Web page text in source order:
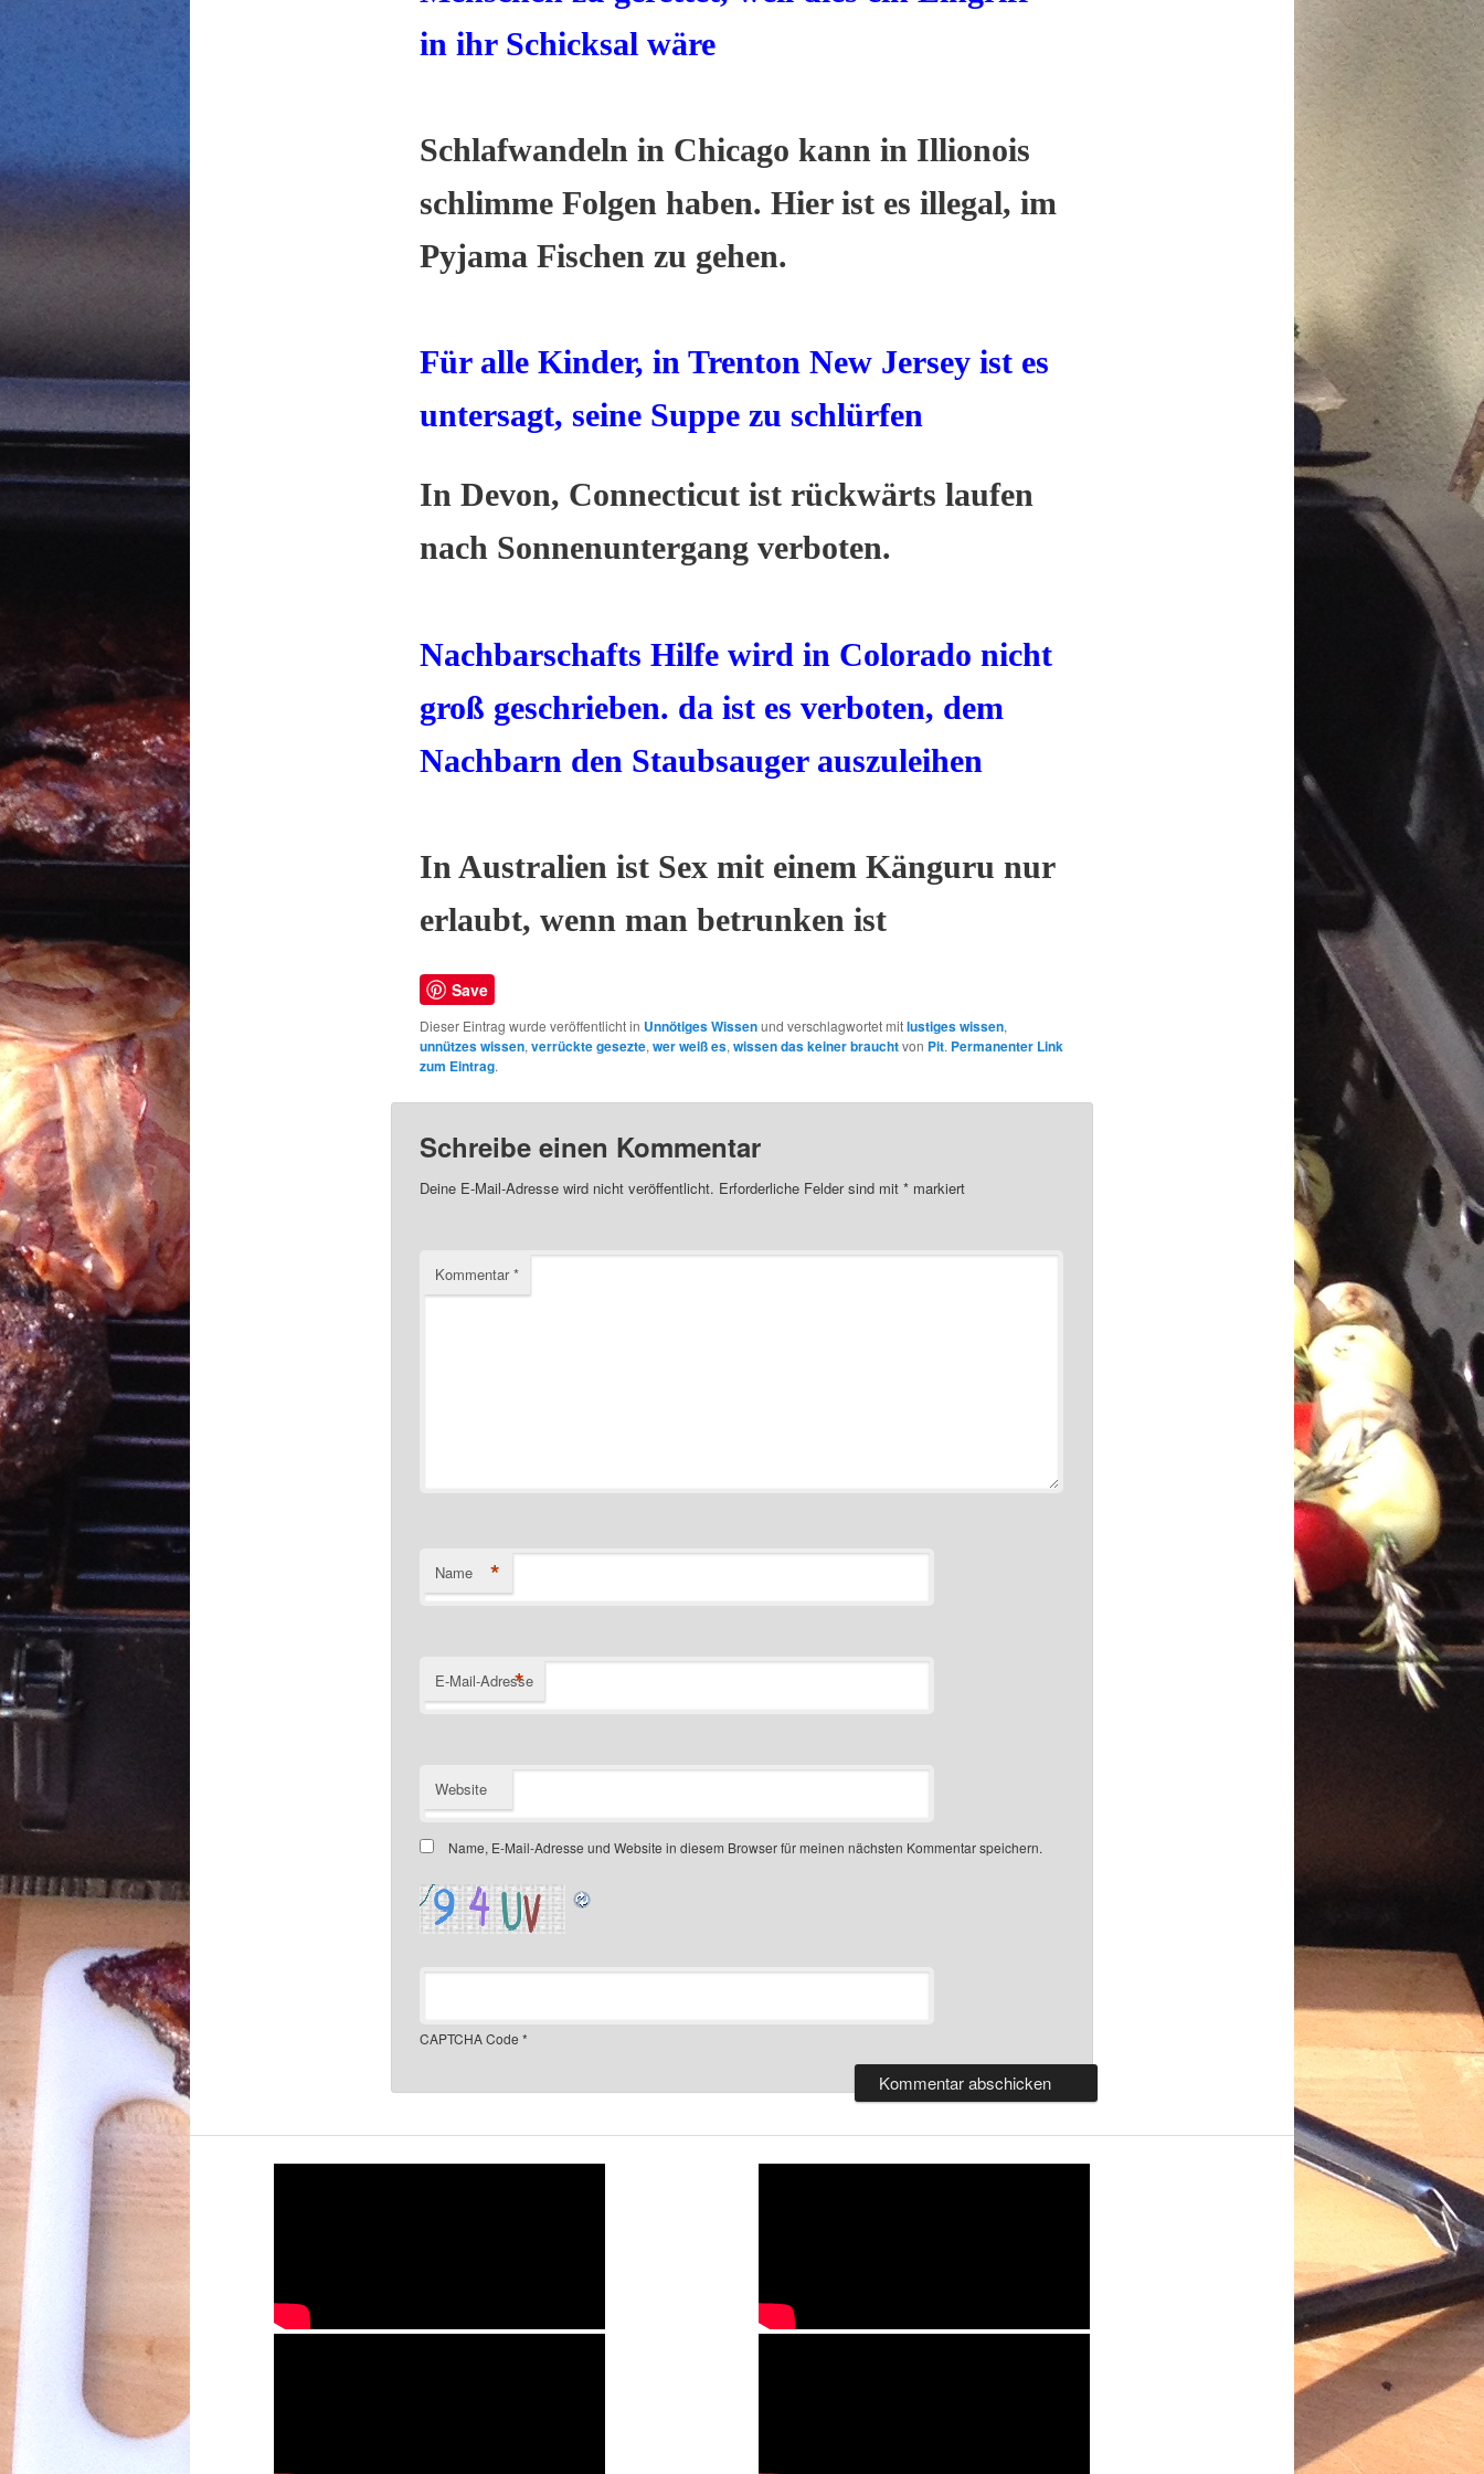
in ihr Schicksal wäre
Schlafwandeln in Chicago kann in Illionois
schlimme Folgen haben. Hier ist es illegal, im
Pyjama Fischen zu gehen.
Für alle Kinder, in Trenton New Jersey ist es
untersagt, seine Suppe zu schlürfen
In Devon, Connecticut ist rückwärts laufen
nach Sonnenuntergang verboten.
Nachbarschafts Hilfe wird in Colorado nicht
groß geschrieben. da ist es verboten, dem
Nachbarn den Staubsauger auszuleihen
In Australien ist Sex mit einem Känguru nur
erlaubt, wenn man betrunken ist
Save
Dieser Eintrag wurde veröffentlicht in Unnötiges Wissenund verschlagwortet mitlustiges wissen,
unnützes wissen, verrückte gesezte, wer weiß es, wissen das keiner brauchtvon Pit. Permanenter Link
zum Eintrag.
Schreibe einen Kommentar
Deine E-Mail-Adresse wird nicht veröffentlicht. Erforderliche Felder sind mit *markiert
Kommentar*
Name *
E-Mail-Adresse
*
Website
Name, E-Mail-Adresse und Website in diesem Browser für meinen nächsten Kommentar speichern.
CAPTCHA Code *